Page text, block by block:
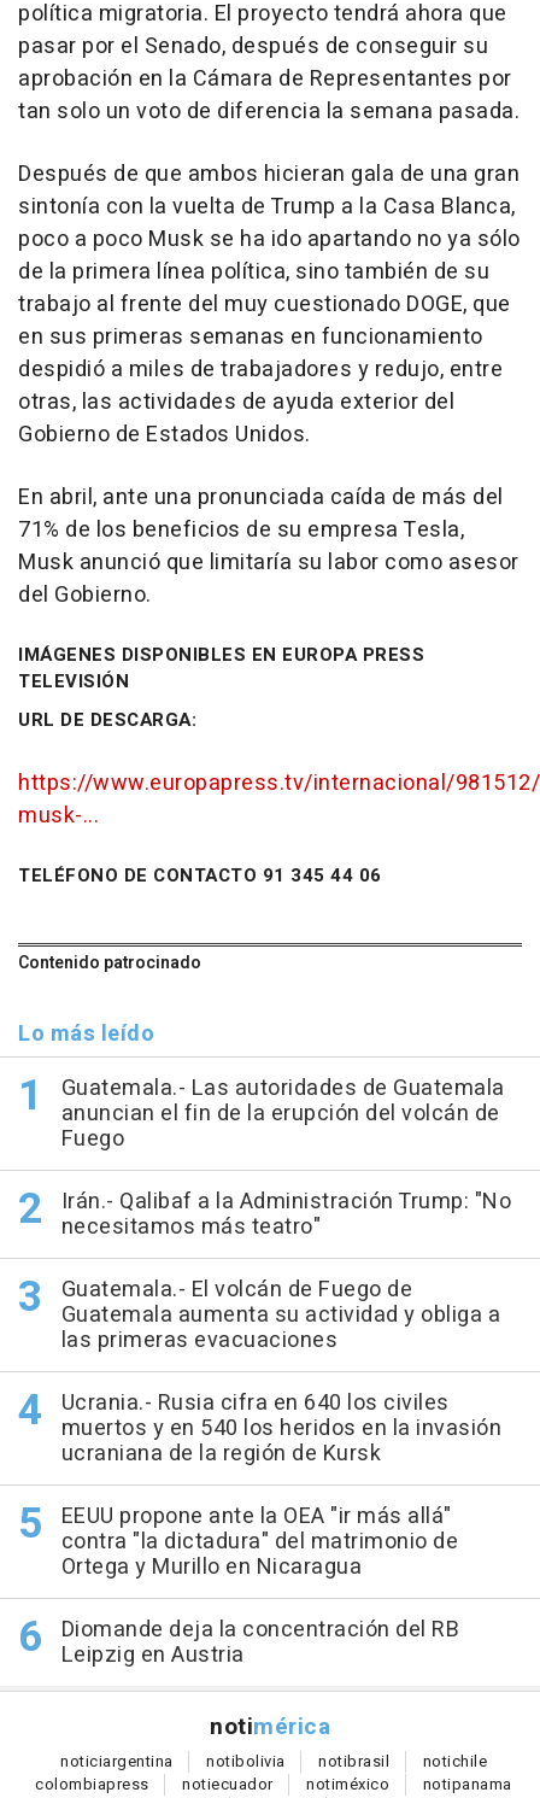
política migratoria. El proyecto tendrá ahora que
pasar por el Senado, después de conseguir su
aprobación en la Cámara de Representantes por
tan solo un voto de diferencia la semana pasada.
Después de que ambos hicieran gala de una gran
sintonía con la vuelta de Trump a la Casa Blanca,
poco a poco Musk se ha ido apartando no ya sólo
de la primera línea política, sino también de su
trabajo al frente del muy cuestionado DOGE, que
en sus primeras semanas en funcionamiento
despidió a miles de trabajadores y redujo, entre
otras, las actividades de ayuda exterior del
Gobierno de Estados Unidos.
En abril, ante una pronunciada caída de más del
71% de los beneficios de su empresa Tesla,
Musk anunció que limitaría su labor como asesor
del Gobierno.
IMÁGENES DISPONIBLES EN EUROPA PRESS
TELEVISIÓN
URL DE DESCARGA:
https://www.europapress.tv/internacional/
musk-...
TELÉFONO DE CONTACTO 91 345 44 06
Contenido patrocinado
Lo más leído
Guatemala.- Las autoridades de Guatemala
anuncian el fin de la erupción del volcán de
Fuego
Irán.- Qalibaf a la Administración Trump: "No
necesitamos más teatro"
Guatemala.- El volcán de Fuego de
Guatemala aumenta su actividad y obliga a
las primeras evacuaciones
Ucrania.- Rusia cifra en 640 los civiles
muertos y en 540 los heridos en la invasión
ucraniana de la región de Kursk
EEUU propone ante la OEA "ir más allá"
contra "la dictadura" del matrimonio de
Ortega y Murillo en Nicaragua
Diomande deja la concentración del RB
Leipzig en Austria
notimérica
noticiargentina notibolivia notibrasil notichile
colombiapress notiecuador notiméxico notipanama